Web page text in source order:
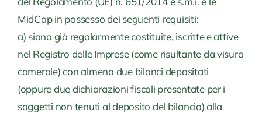
MidCap in possesso dei seguenti requisiti:
a) siano già regolarmente costituite, iscritte e attive
nel Registro delle Imprese (come risultante da visura
camerale) con almeno due bilanci depositati
(oppure due dichiarazioni fiscali presentate per i
soggetti non tenuti al deposito del bilancio) alla